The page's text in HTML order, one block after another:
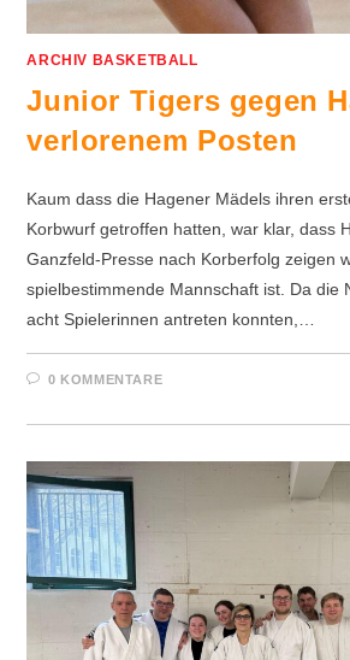
ARCHIV BASKETBALL
Junior Tigers gegen
verlorenem Posten
Kaum dass die Hagener Mädels ihren
Korbwurf getroffen hatten, war klar, dass
Ganzfeld-Presse nach Korberfolg zeigen
spielbestimmende Mannschaft ist. Da die
acht Spielerinnen antreten konnten,…
0 KOMMENTARE